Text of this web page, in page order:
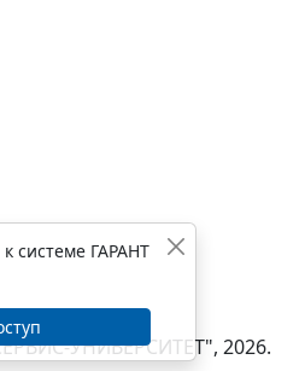
УНИВЕРСИТЕТ", 2026.
системе ГАРАНТ